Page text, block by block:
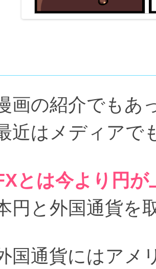
画の紹介でもあ
近はメディアで
とは今より円
円と外国通貨を
国通貨にはアメ